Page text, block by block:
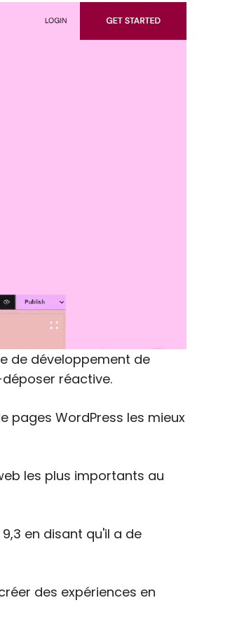
de développement de
réactive.
pages WordPress les mieux
les plus importants au
en disant qu'il a de
des expériences en